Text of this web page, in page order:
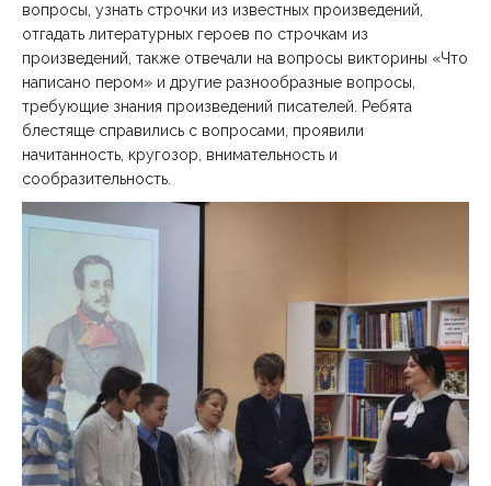
вопросы, узнать строчки из известных произведений,
отгадать литературных героев по строчкам из
произведений, также отвечали на вопросы викторины «Что
написано пером» и другие разнообразные вопросы,
требующие знания произведений писателей. Ребята
блестяще справились с вопросами, проявили
начитанность, кругозор, внимательность и
сообразительность.